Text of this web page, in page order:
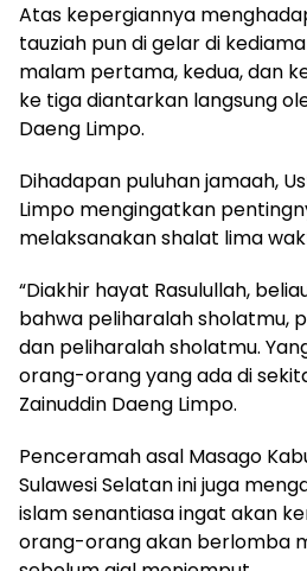
Atas kepergiannya
tauziah pun di gelar di
malam pertama, kedua, dan
ke tiga diantarkan langsung
Daeng Limpo.
Dihadapan puluhan jamaah,
Limpo mengingatkan
melaksanakan shalat lima
“Diakhir hayat Rasulullah,
bahwa peliharalah sholatmu,
dan peliharalah sholatmu.
orang-orang yang ada di
Zainuddin Daeng Limpo.
Penceramah asal Masago
Sulawesi Selatan ini juga
islam senantiasa ingat akan
orang-orang akan berlomba